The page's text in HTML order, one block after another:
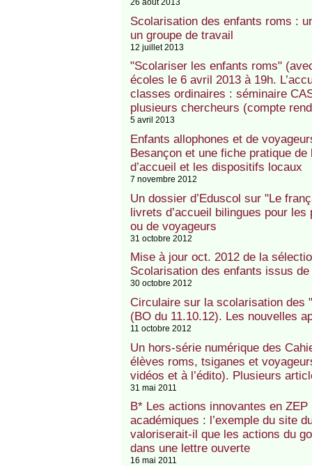
Scolarisation des enfants roms :
un groupe de travail
12 juillet 2013
"Scolariser les enfants roms"
écoles le 6 avril 2013 à 19h.
classes ordinaires : séminaire
plusieurs chercheurs (compte
5 avril 2013
Enfants allophones et de
Besançon et une fiche pratique
d’accueil et les dispositifs locaux
7 novembre 2012
Un dossier d’Eduscol sur "Le
livrets d’accueil bilingues pour
ou de voyageurs
31 octobre 2012
Mise à jour oct. 2012 de la
Scolarisation des enfants issus
30 octobre 2012
Circulaire sur la scolarisation des
(BO du 11.10.12). Les nouvelles
11 octobre 2012
Un hors-série numérique des
élèves roms, tsiganes et
vidéos et à l’édito). Plusieurs
31 mai 2011
B* Les actions innovantes en
académiques : l’exemple du site
valoriserait-il que les actions du
dans une lettre ouverte
16 mai 2011